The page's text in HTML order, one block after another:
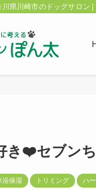
県川崎市のドッグサロン
き❤️セブン
浴保湿 トリミング ハ